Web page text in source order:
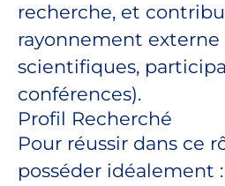
recherche, et
rayonnement
scientifiques,
conférences).
Profil Recherché
Pour réussir dans ce
posséder idéalement :